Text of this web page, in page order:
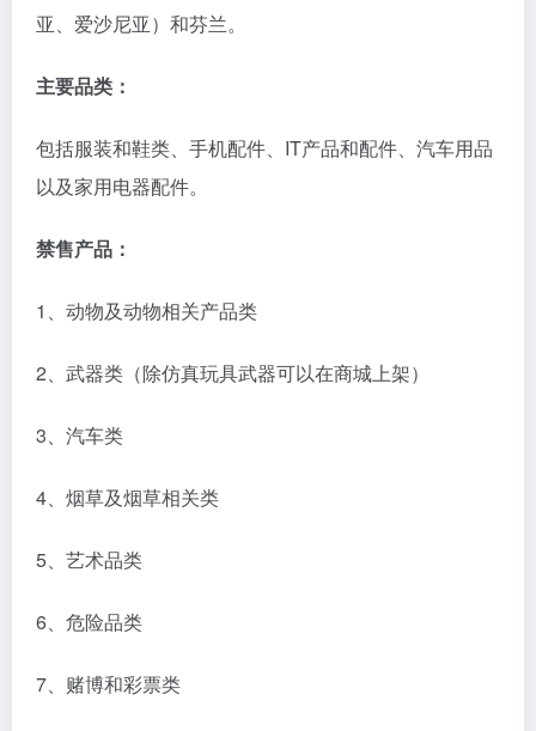
亚、爱沙尼亚）和芬兰。
主要品类：
包括服装和鞋类、手机配件、IT产品和配件、汽车用品
以及家用电器配件。
禁售产品：
1、动物及动物相关产品类
2、武器类（除仿真玩具武器可以在商城上架）
3、汽车类
4、烟草及烟草相关类
5、艺术品类
6、危险品类
7、赌博和彩票类